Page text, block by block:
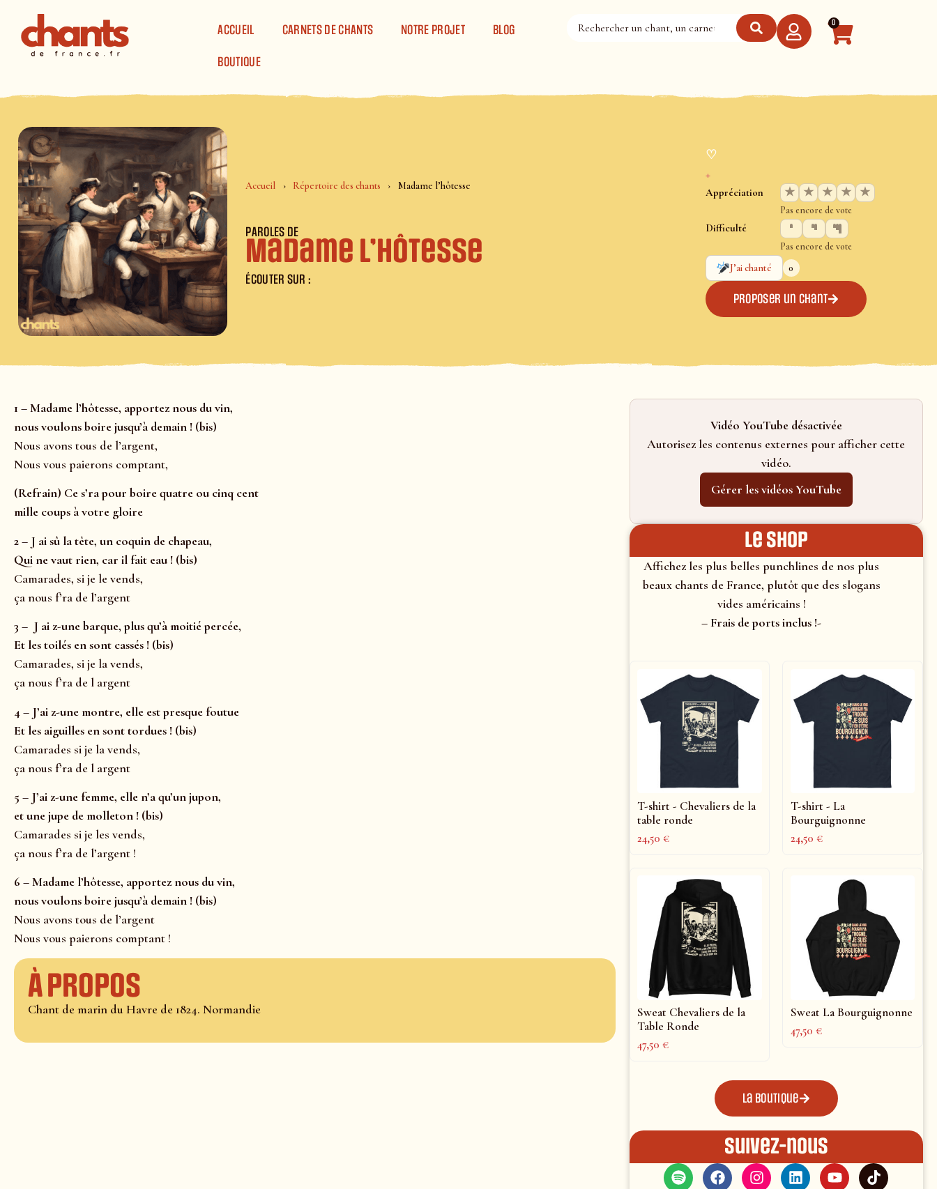
ACCUEIL CARNETS DE CHANTS NOTRE PROJET BLOG
BOUTIQUE
0
Accueil Répertoire des chants Madame l’hôtesse
PAROLES DE
Madame l’hôtesse
ÉCOUTER SUR :
♡
+
Appréciation ★ ★ ★ ★ ★
Pas encore de vote
Difficulté
Pas encore de vote
J’ai chanté
0
Proposer un chant
1 – Madame l’hôtesse, apportez nous du vin,
nous voulons boire jusqu’à demain ! (bis)
Nous avons tous de l’argent,
Nous vous paierons comptant,
(Refrain) Ce s’ra pour boire quatre ou cinq cent
mille coups à votre gloire
2 – J ai sû la tête, un coquin de chapeau,
Qui ne vaut rien, car il fait eau ! (bis)
Camarades, si je le vends,
ça nous f’ra de l’argent
3 – J ai z-une barque, plus qu’à moitié percée,
Et les toilés en sont cassés ! (bis)
Camarades, si je la vends,
ça nous f’ra de l argent
4 – J’ai z-une montre, elle est presque foutue
Et les aiguilles en sont tordues ! (bis)
Camarades si je la vends,
ça nous f’ra de l argent
5 – J’ai z-une femme, elle n’a qu’un jupon,
et une jupe de molleton ! (bis)
Camarades si je les vends,
ça nous f’ra de l’argent !
6 – Madame l’hôtesse, apportez nous du vin,
nous voulons boire jusqu’à demain ! (bis)
Nous avons tous de l’argent
Nous vous paierons comptant !
À propos
Chant de marin du Havre de 1824. Normandie
Vidéo YouTube désactivée
Autorisez les contenus externes pour afficher cette
vidéo.
Gérer les vidéos YouTube
le shop
Affichez les plus belles punchlines de nos plus
beaux chants de France, plutôt que des slogans
vides américains !
– Frais de ports inclus !-
T-shirt - Chevaliers de la
table ronde
24,50€
T-shirt - La
Bourguignonne
24,50€
Sweat Chevaliers de la
Table Ronde
47,50€
Sweat La Bourguignonne
47,50€
La boutique
Suivez-nous